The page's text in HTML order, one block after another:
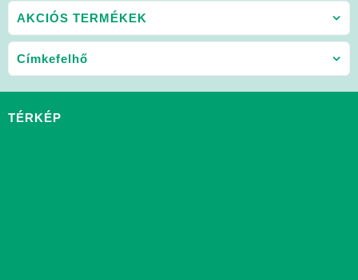
AKCIÓS TERMÉKEK
Címkefelhő
TÉRKÉP